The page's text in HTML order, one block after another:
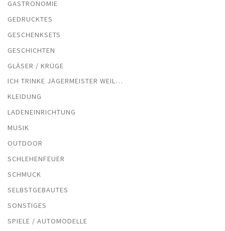
GASTRONOMIE
GEDRUCKTES
GESCHENKSETS
GESCHICHTEN
GLÄSER / KRÜGE
ICH TRINKE JÄGERMEISTER WEIL…
KLEIDUNG
LADENEINRICHTUNG
MUSIK
OUTDOOR
SCHLEHENFEUER
SCHMUCK
SELBSTGEBAUTES
SONSTIGES
SPIELE / AUTOMODELLE